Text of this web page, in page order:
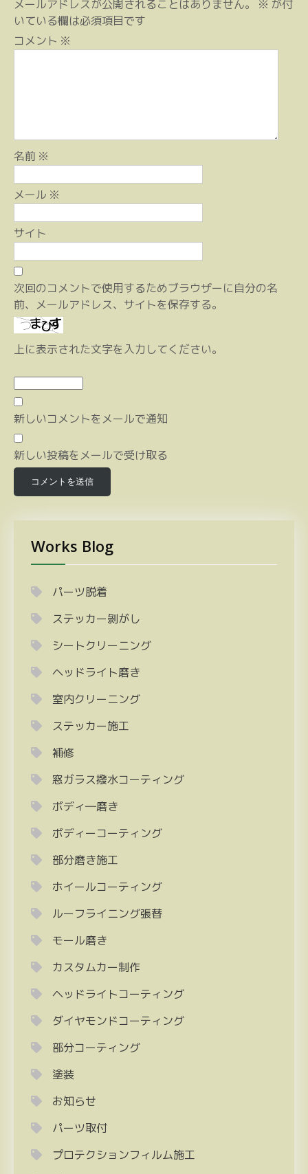
ー
シ
メールアドレスが公開されることはありません。 ※ が付
いている欄は必須項目です
コメント ※
名前 ※
メール ※
サイト
次回のコメントで使用するためブラウザーに自分の名
前、メールアドレス、サイトを保存する。
上に表示された文字を入力してください。
新しいコメントをメールで通知
新しい投稿をメールで受け取る
Works Blog
パーツ脱着
ステッカー剝がし
シートクリーニング
ヘッドライト磨き
室内クリーニング
ステッカー施工
補修
窓ガラス撥水コーティング
ボディ―磨き
ボディーコーティング
部分磨き施工
ホイールコーティング
ルーフライニング張替
モール磨き
カスタムカー制作
ヘッドライトコーティング
ダイヤモンドコーティング
部分コーティング
塗装
お知らせ
パーツ取付
プロテクションフィルム施工